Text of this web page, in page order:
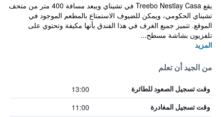
يقع Treebo Nestlay Casa في تشيناي ويبعد مسافة 400 متر من متحف
تشيناي الحكومي، ويمكن للضيوف الاستمتاع بالمطعم الموجود في
الموقع. تتميز جميع الغرف في هذا الفندق بأنها مكيفة وتحتوي على
تلفزيون بشاشة مسطح...
المزيد
من الجيد أن تعلم
وقت تسجيل الصعود للطائرة 13:00
وقت تسجيل المغادرة 11:00